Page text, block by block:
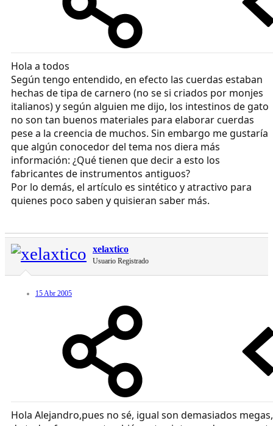
Hola a todos
Según tengo entendido, en efecto las cuerdas estaban
hechas de tipa de carnero (no se si criados por monjes
italianos) y según alguien me dijo, los intestinos de gato
no son tan buenos materiales para elaborar cuerdas
pese a la creencia de muchos. Sin embargo me gustaría
que algún conocedor del tema nos diera más
información: ¿Qué tienen que decir a esto los
fabricantes de instrumentos antiguos?
Por lo demás, el artículo es sintético y atractivo para
quienes poco saben y quisieran saber más.
xelaxtico
Usuario Registrado
15 Abr 2005
Hola Alejandro,pues no sé, igual son demasiados megas,